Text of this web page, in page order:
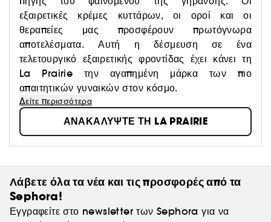
εξαιρετικές κρέμες κυττάρων, οι οροί και οι
θεραπείες μας προσφέρουν πρωτόγνωρα
αποτελέσματα. Αυτή η δέσμευση σε ένα
τελετουργικό εξαιρετικής φροντίδας έχει κάνει τη
La Prairie την αγαπημένη μάρκα των πιο
απαιτητικών γυναικών στον κόσμο.
Δείτε περισσότερα
ΑΝΑΚΑΛΥΨΤΕ ΤΗ LA PRAIRIE
Λάβετε όλα τα νέα και τις προσφορές από τα
Sephora!
Εγγραφείτε στο newsletter των Sephora για να